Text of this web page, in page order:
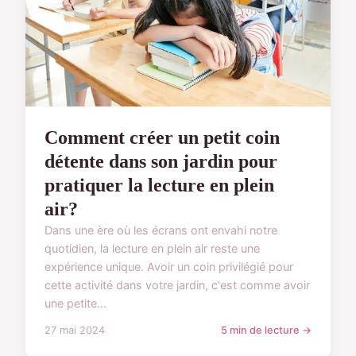
Comment créer un petit coin
détente dans son jardin pour
pratiquer la lecture en plein
air?
Dans une ère où les écrans ont envahi notre
quotidien, la lecture en plein air reste une
expérience unique. Avoir un coin privilégié pour
cette activité dans votre jardin, c'est comme avoir
une petite...
27 mai 2024 5 min de lecture →